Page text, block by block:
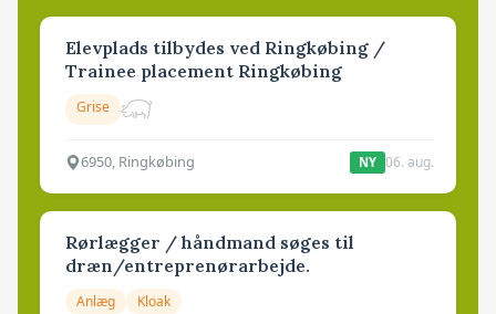
Elevplads tilbydes ved Ringkøbing /
Trainee placement Ringkøbing
Grise
6950, Ringkøbing NY 06. aug.
Rørlægger / håndmand søges til
dræn/entreprenørarbejde.
Anlæg Kloak